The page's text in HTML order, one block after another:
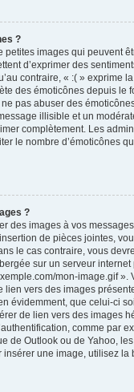
?
petites images qui peuvent
d’exprimer des
contraire, « :( » exprime
des émoticônes depuis le
pas abuser des
illisible et un
complètement. Les
le nombre d’émoticônes
?
des images à vos
de pièces jointes,
le cas contraire, vous
sur un serveur
mon-image.gif ».
lien vers des images
évidemment, que celui-ci
de lien vers des images
comme par
de Outlook ou de Yahoo,
insérer une image, utilisez la